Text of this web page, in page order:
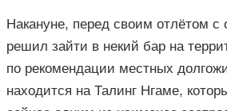
Накануне, перед своим отлётом с
решил зайти в некий бар на
по рекомендации местных
находится на Талинг Нгаме,